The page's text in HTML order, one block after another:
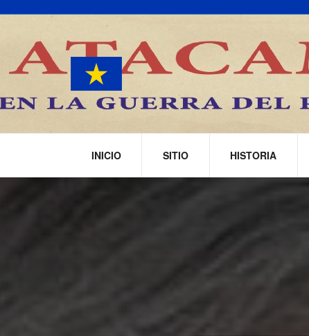
INICIO SITIO HISTORIA